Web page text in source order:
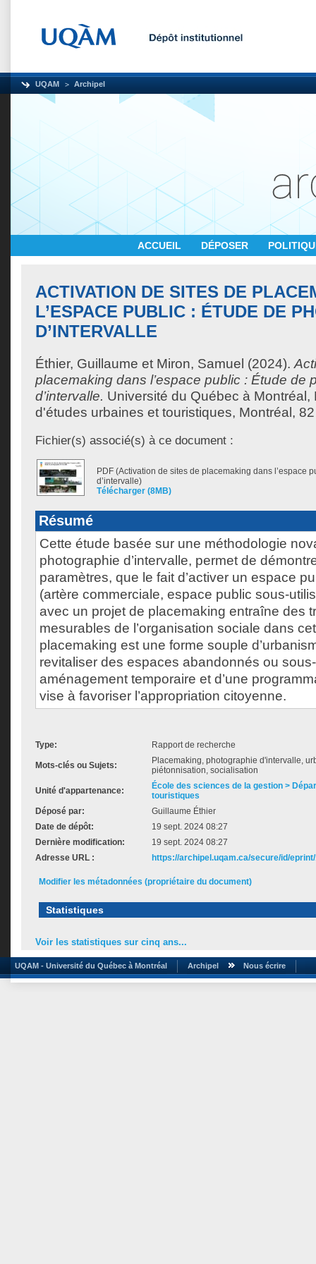
UQAM Archipel
ACCUEIL DÉPOSER
ACTIVATION DE SITES DE
L’ESPACE PUBLIC : ÉTUDE DE
D’INTERVALLE
Éthier, Guillaume et Miron, Samuel (2024).
placemaking dans l’espace public : Étude de
d’intervalle. Université du Québec à Montréal,
d'études urbaines et touristiques, Montréal,
Fichier(s) associé(s) à ce document :
PDF (Activation de sites de placemaking dans l’espace
d’intervalle)
Télécharger (8MB)
Résumé
Cette étude basée sur une méthodologie
photographie d’intervalle, permet de
paramètres, que le fait d’activer un espace
(artère commerciale, espace public sous-
avec un projet de placemaking entraîne des
mesurables de l’organisation sociale dans
placemaking est une forme souple
revitaliser des espaces abandonnés ou sous-
aménagement temporaire et d’une
vise à favoriser l’appropriation citoyenne.
Type: Rapport de recherche
Mots-clés ou Sujets:
Placemaking, photographie d'intervalle,
piétonnisation, socialisation
Unité d'appartenance:
École des sciences de la gestion >
touristiques
Déposé par:
Guillaume Éthier
Date de dépôt:
19 sept. 2024 08:27
Dernière modification:
19 sept. 2024 08:27
Adresse URL :
https://archipel.uqam.ca/secure/id/
Modifier les métadonnées (propriétaire du document)
Statistiques
Voir les statistiques sur cinq ans...
UQAM - Université du Québec à Montréal Archipel Nous écrire